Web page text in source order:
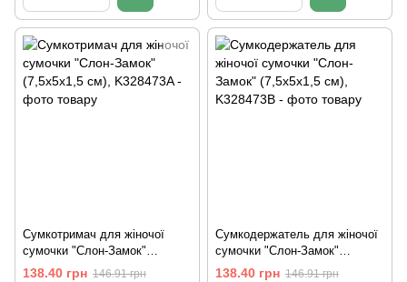
Сумкотримач для жіночої
сумочки "Слон-Замок"
(7,5х5х1,5 см)
138.40 грн 146.91 грн
Сумкодержатель для жіночої
сумочки "Слон-Замок"
(7,5х5х1,5 см)
138.40 грн 146.91 грн